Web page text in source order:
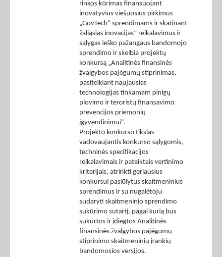
rinkos kūrimas finansuojant
inovatyvius viešuosius pirkimus
„GovTech“ sprendimams ir skatinant
žaliąsias inovacijas“ reikalavimus ir
sąlygas ieško pažangaus bandomojo
sprendimo ir skelbia projektų
konkursą „Analitinės finansinės
žvalgybos pajėgumų stiprinimas,
pasitelkiant naujausias
technologijas tinkamam pinigų
plovimo ir teroristų finansavimo
prevencijos priemonių
įgyvendinimui“.
Projekto konkurso tikslas –
vadovaujantis konkurso sąlygomis,
techninės specifikacijos
reikalavimais ir pateiktais vertinimo
kriterijais, atrinkti geriausius
konkursui pasiūlytus skaitmeninius
sprendimus ir su nugalėtoju
sudaryti skaitmeninio sprendimo
sukūrimo sutartį, pagal kurią bus
sukurtos ir įdiegtos Analitinės
finansinės žvalgybos pajėgumų
stiprinimo skaitmeninių įrankių
bandomosios versijos.